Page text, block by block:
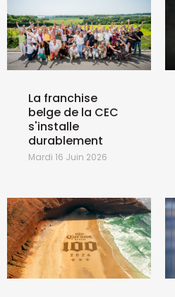
La franchise
belge de la CEC
s'installe
durablement
Mardi 16 Juin 2026